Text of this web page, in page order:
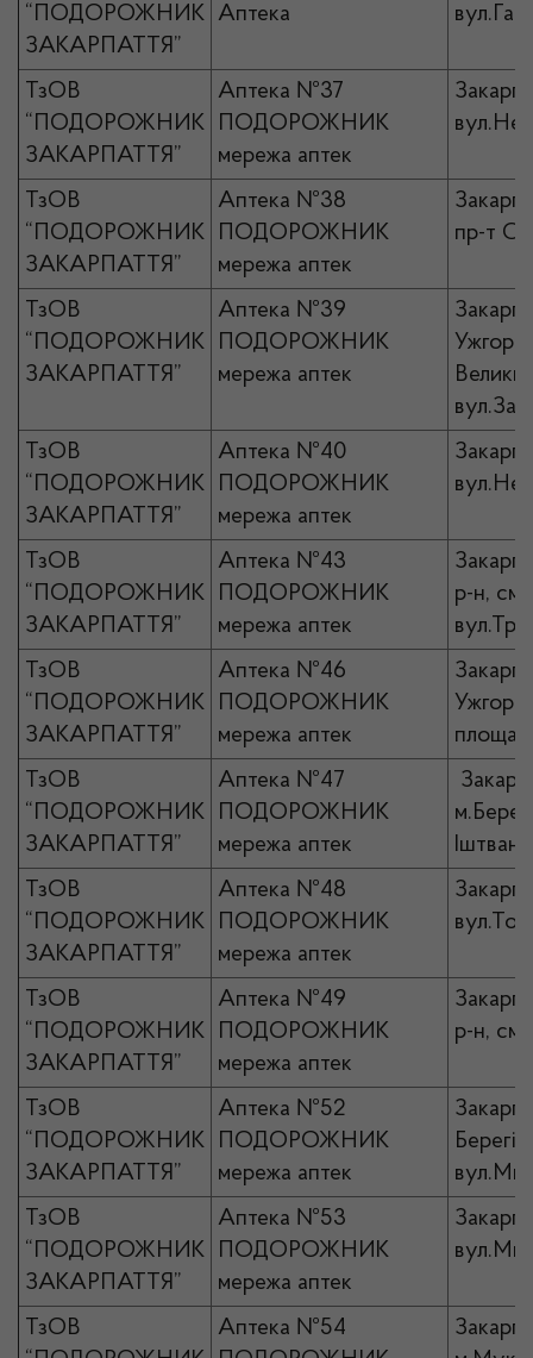
“ПОДОРОЖНИК
ЗАКАРПАТТЯ”
Аптека
ТзОВ
“ПОДОРОЖНИК
ЗАКАРПАТТЯ”
Аптека №37
ПОДОРОЖНИК
мережа аптек
ТзОВ
“ПОДОРОЖНИК
ЗАКАРПАТТЯ”
Аптека №38
ПОДОРОЖНИК
мережа аптек
пр-т
ТзОВ
“ПОДОРОЖНИК
ЗАКАРПАТТЯ”
Аптека №39
ПОДОРОЖНИК
мережа аптек
ТзОВ
“ПОДОРОЖНИК
ЗАКАРПАТТЯ”
Аптека №40
ПОДОРОЖНИК
мережа аптек
ТзОВ
“ПОДОРОЖНИК
ЗАКАРПАТТЯ”
Аптека №43
ПОДОРОЖНИК
мережа аптек
р-н,
ТзОВ
“ПОДОРОЖНИК
ЗАКАРПАТТЯ”
Аптека №46
ПОДОРОЖНИК
мережа аптек
площа
ТзОВ
“ПОДОРОЖНИК
ЗАКАРПАТТЯ”
Аптека №47
ПОДОРОЖНИК
мережа аптек
ТзОВ
“ПОДОРОЖНИК
ЗАКАРПАТТЯ”
Аптека №48
ПОДОРОЖНИК
мережа аптек
ТзОВ
“ПОДОРОЖНИК
ЗАКАРПАТТЯ”
Аптека №49
ПОДОРОЖНИК
мережа аптек
р-н,
ТзОВ
“ПОДОРОЖНИК
ЗАКАРПАТТЯ”
Аптека №52
ПОДОРОЖНИК
мережа аптек
ТзОВ
“ПОДОРОЖНИК
ЗАКАРПАТТЯ”
Аптека №53
ПОДОРОЖНИК
мережа аптек
ТзОВ
Аптека №54